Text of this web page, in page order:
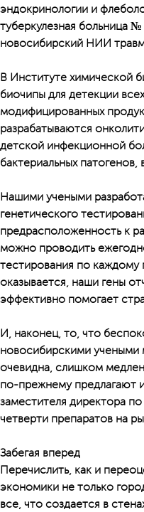
эндокринологии и
туберкулезная больница
новосибирский НИИ
В Институте химической
биочипы для детекции
модифицированных
разрабатываются
детской инфекционной
бактериальных
Нашими учеными
генетического
предрасположенность к
можно проводить
тестирования по каждому
оказывается, наши гены
эффективно помогает
И, наконец, то, что
новосибирскими учеными
очевидна, слишком
по-прежнему предлагают
заместителя директора
четверти препаратов на
Забегая вперед
Перечислить, как и
экономики не только
все, что создается в